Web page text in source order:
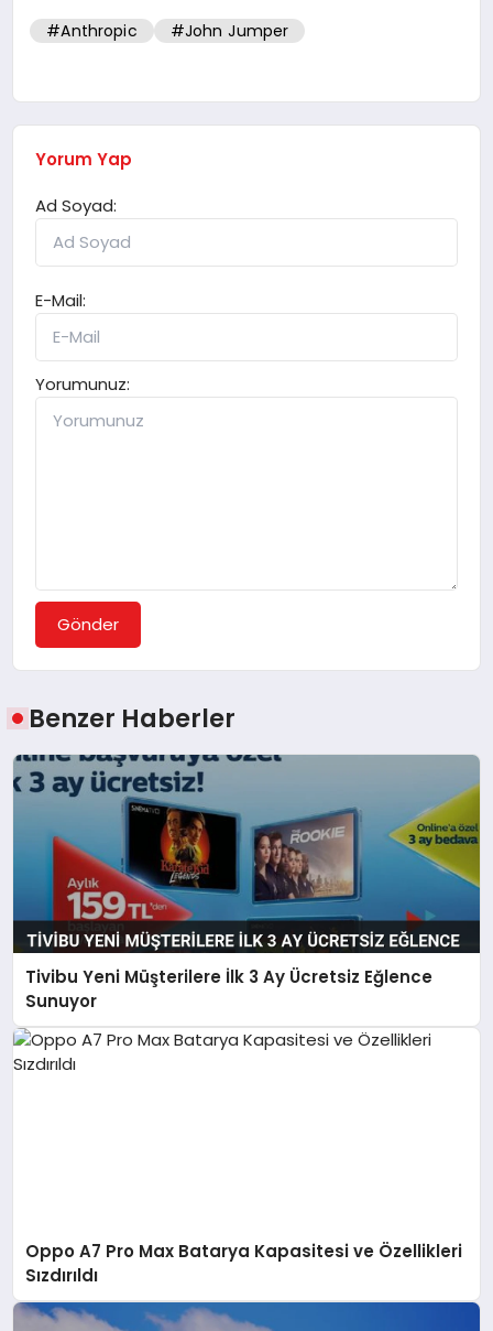
#Anthropic #John Jumper
Yorum Yap
Ad Soyad:
E-Mail:
Yorumunuz:
Gönder
Benzer Haberler
Tivibu Yeni Müşterilere İlk 3 Ay Ücretsiz Eğlence
Sunuyor
Oppo A7 Pro Max Batarya Kapasitesi ve Özellikleri
Sızdırıldı